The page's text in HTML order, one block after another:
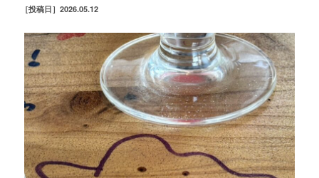
［投稿日］2026.05.12